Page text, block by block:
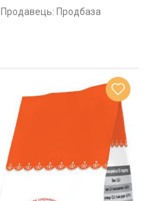
Продавець: Продбаза